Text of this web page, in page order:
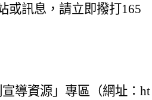
或訊息，請立即撥打165
導資源」專區（網址：ht